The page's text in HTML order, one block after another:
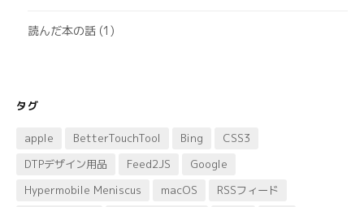
読んだ本の話 (1)
タグ
apple BetterTouchTool Bing
CSS3
DTPデザイン用品
Feed2JS
Google
Hypermobile Meniscus
macOS
RSSフィード